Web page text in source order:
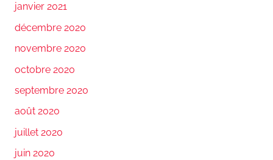
janvier 2021
décembre 2020
novembre 2020
octobre 2020
septembre 2020
août 2020
juillet 2020
juin 2020